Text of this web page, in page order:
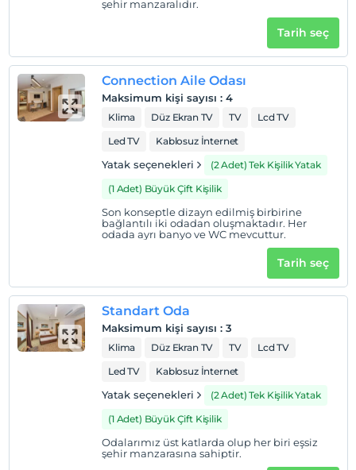
En geç saat 12:00 ve öncesi
Evcil Hayvan
Evcil hayvan kabul edilmemektedir.
Tesise 14:00 – 23:00 saatleri arasında giriş yapılabilir. Bu
saatler dışında giriş kapısı kapalıdır.
Her bir oda için 6 yaşına kadar 1 çocuk ücretsizdir
şehir manzaralıdır.
Tarih seç
Connection Aile Odası
Maksimum kişi sayısı : 4
Klima Düz Ekran TV TV
Lcd TV
Led TV
Kablosuz İnternet
Yatak seçenekleri
(2 Adet) Tek Kişilik Yatak
(1 Adet) Büyük Çift Kişilik
Son konseptle dizayn edilmiş birbirine
bağlantılı iki odadan oluşmaktadır. Her
odada ayrı banyo ve WC mevcuttur.
Tarih seç
Standart Oda
Maksimum kişi sayısı : 3
Klima Düz Ekran TV TV
Lcd TV
Led TV
Kablosuz İnternet
Yatak seçenekleri
(2 Adet) Tek Kişilik Yatak
(1 Adet) Büyük Çift Kişilik
Odalarımız üst katlarda olup her biri eşsiz
şehir manzarasına sahiptir.